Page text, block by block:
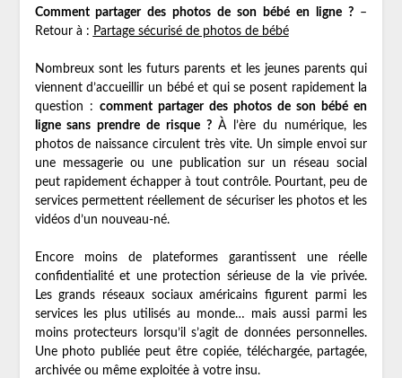
Comment partager des photos de son bébé en ligne ?–
Retour à : Partage sécurisé de photos de bébé
Nombreux sont les futurs parents et les jeunes parents qui
viennent d’accueillir un bébé et qui se posent rapidement la
question : comment partager des photos de son bébé en
ligne sans prendre de risque ?À l’ère du numérique, les
photos de naissance circulent très vite. Un simple envoi sur
une messagerie ou une publication sur un réseau social
peut rapidement échapper à tout contrôle. Pourtant, peu de
services permettent réellement de sécuriser les photos et les
vidéos d’un nouveau-né.
Encore moins de plateformes garantissent une réelle
confidentialité et une protection sérieuse de la vie privée.
Les grands réseaux sociaux américains figurent parmi les
services les plus utilisés au monde… mais aussi parmi les
moins protecteurs lorsqu’il s’agit de données personnelles.
Une photo publiée peut être copiée, téléchargée, partagée,
archivée ou même exploitée à votre insu.